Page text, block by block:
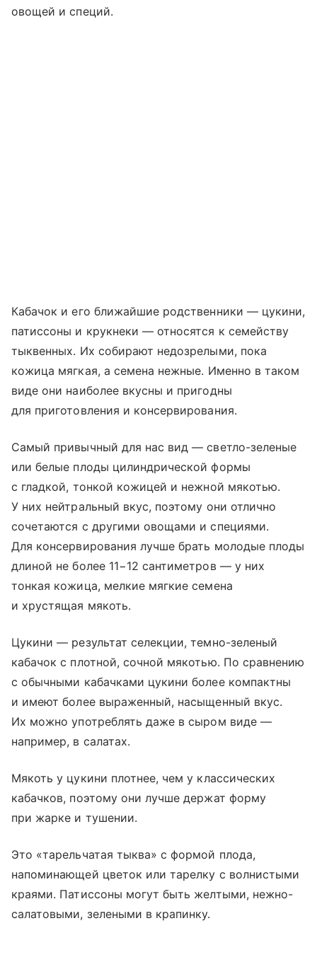
овощей и специй.
Кабачок и его ближайшие родственники — цукини,
патиссоны и крукнеки — относятся к семейству
тыквенных. Их собирают недозрелыми, пока
кожица мягкая, а семена нежные. Именно в таком
виде они наиболее вкусны и пригодны
для приготовления и консервирования.
Самый привычный для нас вид — светло-зеленые
или белые плоды цилиндрической формы
с гладкой, тонкой кожицей и нежной мякотью.
У них нейтральный вкус, поэтому они отлично
сочетаются с другими овощами и специями.
Для консервирования лучше брать молодые плоды
длиной не более 11−12 сантиметров — у них
тонкая кожица, мелкие мягкие семена
и хрустящая мякоть.
Цукини — результат селекции, темно-зеленый
кабачок с плотной, сочной мякотью. По сравнению
с обычными кабачками цукини более компактны
и имеют более выраженный, насыщенный вкус.
Их можно употреблять даже в сыром виде —
например, в салатах.
Мякоть у цукини плотнее, чем у классических
кабачков, поэтому они лучше держат форму
при жарке и тушении.
Это «тарельчатая тыква» с формой плода,
напоминающей цветок или тарелку с волнистыми
краями. Патиссоны могут быть желтыми, нежно-
салатовыми, зелеными в крапинку.